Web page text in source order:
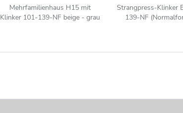
Mehrfamilienhaus H15 mit
Klinker 101-139-NF beige - grau
Strangpress-Klinker
139-NF